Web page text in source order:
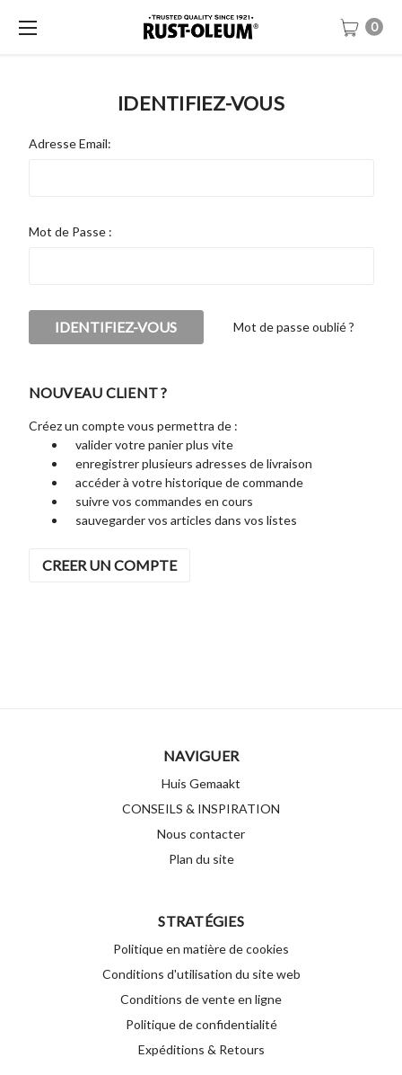
0
IDENTIFIEZ-VOUS
Adresse Email:
Mot de Passe :
Mot de passe oublié ?
NOUVEAU CLIENT ?
Créez un compte vous permettra de :
valider votre panier plus vite
enregistrer plusieurs adresses de livraison
accéder à votre historique de commande
suivre vos commandes en cours
sauvegarder vos articles dans vos listes
CREER UN COMPTE
NAVIGUER
Huis Gemaakt
CONSEILS & INSPIRATION
Nous contacter
Plan du site
STRATÉGIES
Politique en matière de cookies
Conditions d'utilisation du site web
Conditions de vente en ligne
Politique de confidentialité
Expéditions & Retours